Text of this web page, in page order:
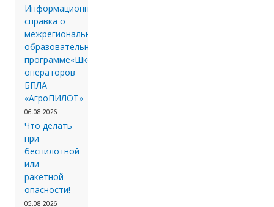
Информационная
справка о
межрегиональной
образовательной
программе«Школа
операторов
БПЛА
«АгроПИЛОТ»
06.08.2026
Что делать
при
беспилотной
или
ракетной
опасности!
05.08.2026